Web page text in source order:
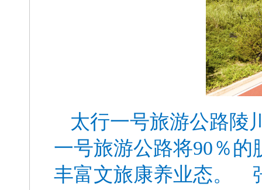
太行一号旅游公路陵
一号旅游公路将90％
丰富文旅康养业态。